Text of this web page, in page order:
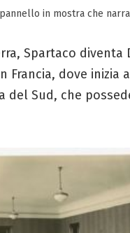
in mostra che
Spartaco diventa
Francia, dove inizia
del Sud, che